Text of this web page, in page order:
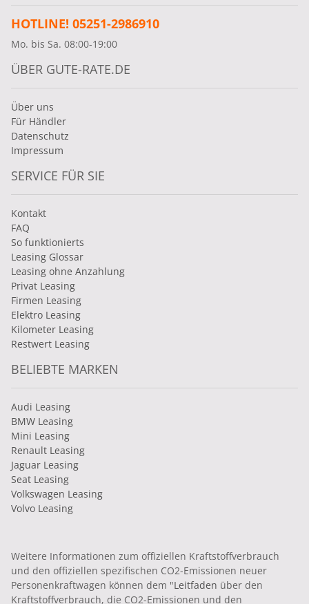
HOTLINE! 05251-2986910
Mo. bis Sa. 08:00-19:00
ÜBER GUTE-RATE.DE
Über uns
Für Händler
Datenschutz
Impressum
SERVICE FÜR SIE
Kontakt
FAQ
So funktionierts
Leasing Glossar
Leasing ohne Anzahlung
Privat Leasing
Firmen Leasing
Elektro Leasing
Kilometer Leasing
Restwert Leasing
BELIEBTE MARKEN
Audi Leasing
BMW Leasing
Mini Leasing
Renault Leasing
Jaguar Leasing
Seat Leasing
Volkswagen Leasing
Volvo Leasing
Weitere Informationen zum offiziellen Kraftstoffverbrauch
und den offiziellen spezifischen CO2-Emissionen neuer
Personenkraftwagen können dem "Leitfaden über den
Kraftstoffverbrauch, die CO2-Emissionen und den